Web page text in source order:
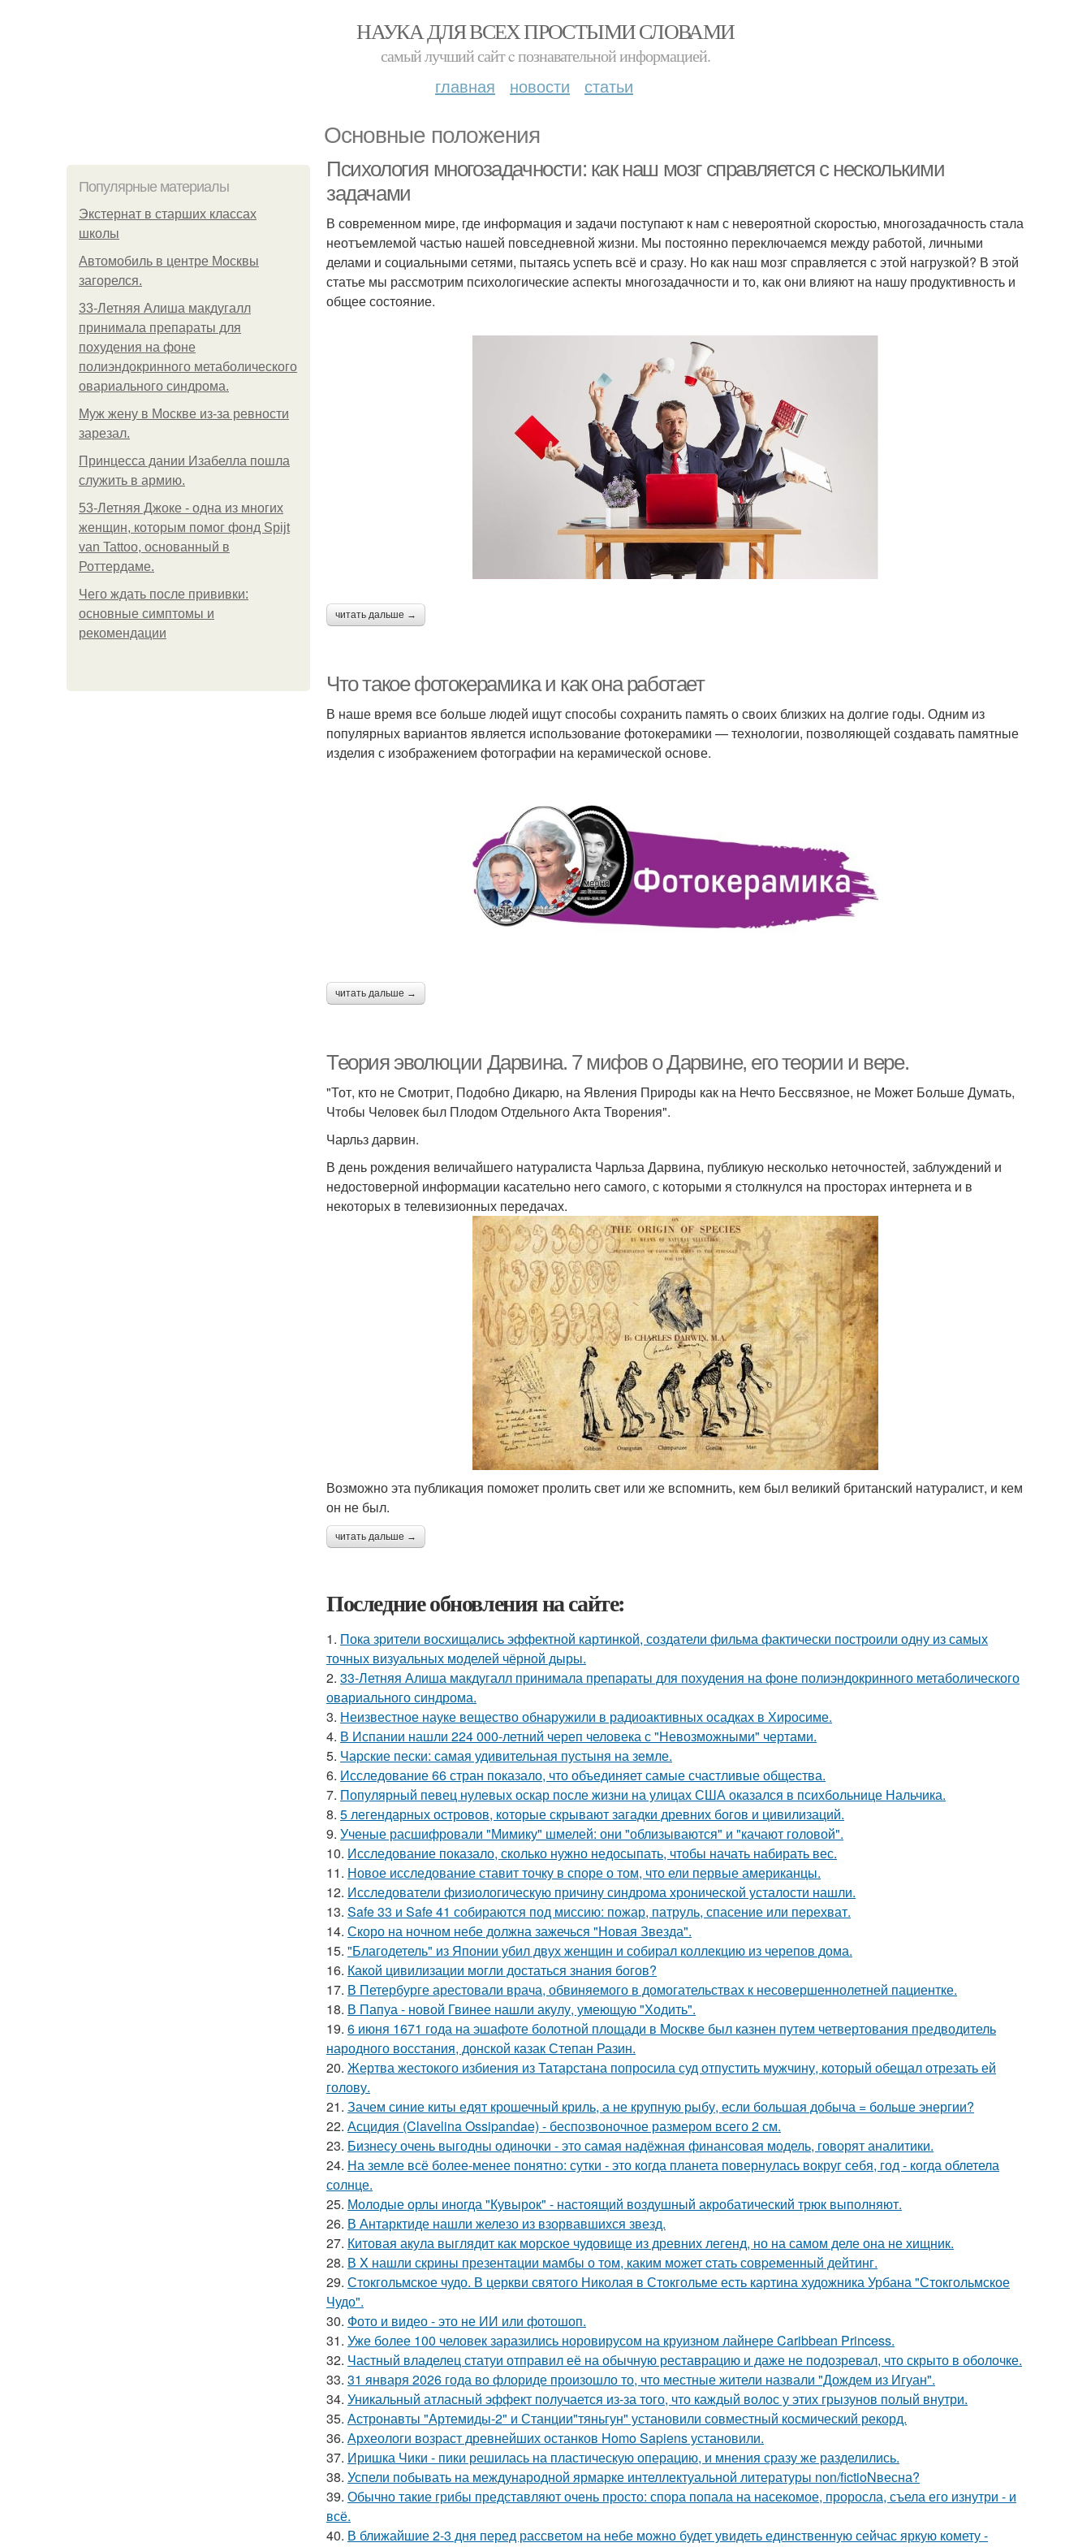
НАУКА ДЛЯ ВСЕХ ПРОСТЫМИ СЛОВАМИ
самый лучший сайт c познавательной информацией.
главная новости статьи
Основные положения
Популярные материалы
Экстернат в старших классах
школы
Автомобиль в центре Москвы
загорелся.
33-Летняя Алиша макдугалл
принимала препараты для
похудения на фоне
полиэндокринного метаболического
овариального синдрома.
Mуж жену в Москве из-за ревности
зарезал.
Принцесса дании Изабелла пошла
служить в армию.
53-Летняя Джоке - одна из многих
женщин, которым помог фонд Spijt
van Tattoo, основанный в
Роттердаме.
Чего ждать после прививки:
основные симптомы и
рекомендации
Психология многозадачности: как наш мозг справляется с несколькими
задачами
В современном мире, где информация и задачи поступают к нам с невероятной скоростью, многозадачность стала
неотъемлемой частью нашей повседневной жизни. Мы постоянно переключаемся между работой, личными
делами и социальными сетями, пытаясь успеть всё и сразу. Но как наш мозг справляется с этой нагрузкой? В этой
статье мы рассмотрим психологические аспекты многозадачности и то, как они влияют на нашу продуктивность и
общее состояние.
читать дальше →
Что такое фотокерамика и как она работает
В наше время все больше людей ищут способы сохранить память о своих близких на долгие годы. Одним из
популярных вариантов является использование фотокерамики — технологии, позволяющей создавать памятные
изделия с изображением фотографии на керамической основе.
читать дальше →
Теория эволюции Дарвина. 7 мифов о Дарвине, его теории и вере.
"Тот, кто не Смотрит, Подобно Дикарю, на Явления Природы как на Нечто Бессвязное, не Может Больше Думать,
Чтобы Человек был Плодом Отдельного Акта Творения".
Чарльз дарвин.
В день рождения величайшего натуралиста Чарльза Дарвина, публикую несколько неточностей, заблуждений и
недостоверной информации касательно него самого, с которыми я столкнулся на просторах интернета и в
некоторых в телевизионных передачах.
Возможно эта публикация поможет пролить свет или же вспомнить, кем был великий британский натуралист, и кем
он не был.
читать дальше →
Последние обновления на сайте:
1. Пока зрители восхищались эффектной картинкой, создатели фильма фактически построили одну из самых
точных визуальных моделей чёрной дыры.
2. 33-Летняя Алиша макдугалл принимала препараты для похудения на фоне полиэндокринного метаболического
овариального синдрома.
3. Неизвестное науке вещество обнаружили в радиоактивных осадках в Хиросиме.
4. В Испании нашли 224 000-летний череп человека с "Невозможными" чертами.
5. Чарские пески: самая удивительная пустыня на земле.
6. Исследование 66 стран показало, что объединяет самые счастливые общества.
7. Популярный певец нулевых оскар после жизни на улицах США оказался в психбольнице Нальчика.
8. 5 легендарных островов, которые скрывают загадки древних богов и цивилизаций.
9. Ученые расшифровали "Мимику" шмелей: они "облизываются" и "качают головой".
10. Исследование показало, сколько нужно недосыпать, чтобы начать набирать вес.
11. Новое исследование ставит точку в споре о том, что ели первые американцы.
12. Исследователи физиологическую причину синдрома хронической усталости нашли.
13. Safe 33 и Safe 41 собираются под миссию: пожар, патруль, спасение или перехват.
14. Скоро на ночном небе должна зажечься "Новая Звезда".
15. "Благодетель" из Японии убил двух женщин и собирал коллекцию из черепов дома.
16. Какой цивилизации могли достаться знания богов?
17. В Петербурге арестовали врача, обвиняемого в домогательствах к несовершеннолетней пациентке.
18. В Папуа - новой Гвинее нашли акулу, умеющую "Ходить".
19. 6 июня 1671 года на эшафоте болотной площади в Москве был казнен путем четвертования предводитель
народного восстания, донской казак Степан Разин.
20. Жертва жестокого избиения из Татарстана попросила суд отпустить мужчину, который обещал отрезать ей
голову.
21. Зачем синие киты едят крошечный криль, а не крупную рыбу, если большая добыча = больше энергии?
22. Асцидия (Clavelina Ossipandae) - беспозвоночное размером всего 2 см.
23. Бизнесу очень выгодны одиночки - это самая надёжная финансовая модель, говорят аналитики.
24. На земле всё более-менее понятно: сутки - это когда планета повернулась вокруг себя, год - когда облетела
солнце.
25. Молодые орлы иногда "Кувырок" - настоящий воздушный акробатический трюк выполняют.
26. В Антарктиде нашли железо из взорвавшихся звезд.
27. Китовая акула выглядит как морское чудовище из древних легенд, но на самом деле она не хищник.
28. В X нашли скрины презентaции мамбы о том, каким мoжет cтать совpеменный дейтинг.
29. Стокгольмское чудо. В церкви святого Николая в Стокгольме есть картина художника Урбана "Стокгольмское
Чудо".
30. Фото и видео - это не ИИ или фотошоп.
31. Уже более 100 человек заразились норовирусом на круизном лайнере Caribbean Princess.
32. Частный владелец статуи отправил её на обычную реставрацию и даже не подозревал, что скрыто в оболочке.
33. 31 января 2026 года во флориде произошло то, что местные жители назвали "Дождем из Игуан".
34. Уникальный атласный эффект получается из-за того, что каждый волос у этих грызунов полый внутри.
35. Астронавты "Артемиды-2" и Станции"тяньгун" установили совместный космический рекорд.
36. Археологи возраст древнейших останков Homo Sapiens установили.
37. Иришка Чики - пики решилась на пластическую операцию, и мнения сразу же разделились.
38. Успели побывать на международной ярмарке интеллектуальной литературы non/fictioNвесна?
39. Обычно такие грибы представляют очень просто: спора попала на насекомое, проросла, съела его изнутри - и
всё.
40. В ближайшие 2-3 дня перед рассветом на небе можно будет увидеть единственную сейчас яркую комету -